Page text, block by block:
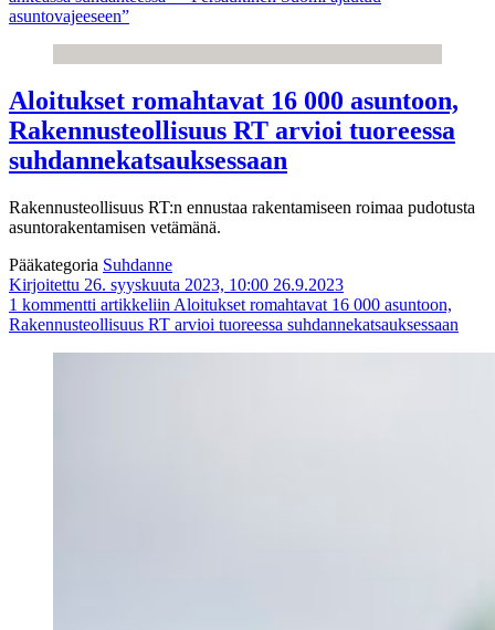
asuntovajeeseen”
Aloitukset romahtavat 16 000 asuntoon,
Rakennusteollisuus RT arvioi tuoreessa
suhdannekatsauksessaan
Rakennusteollisuus RT:n ennustaa rakentamiseen roimaa pudotusta
asuntorakentamisen vetämänä.
Pääkategoria Suhdanne
Kirjoitettu 26. syyskuuta 2023, 10:00 26.9.2023
1 kommentti artikkeliin Aloitukset romahtavat 16 000 asuntoon,
Rakennusteollisuus RT arvioi tuoreessa suhdannekatsauksessaan